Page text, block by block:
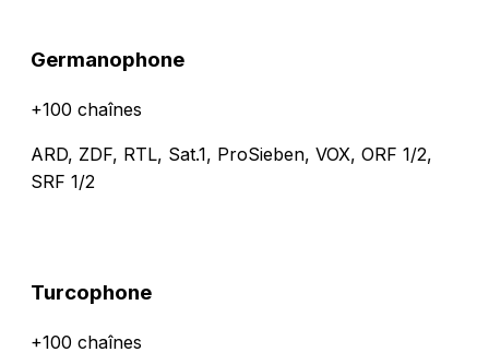
Germanophone
+100 chaînes
ARD, ZDF, RTL, Sat.1, ProSieben, VOX, ORF 1/2,
SRF 1/2
Turcophone
+100 chaînes